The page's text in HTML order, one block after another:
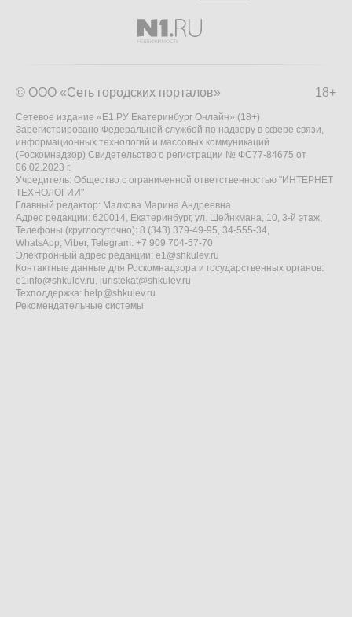
18+
© ООО «Сеть городских порталов»
Сетевое издание «Е1.РУ Екатеринбург Онлайн» (18+)
Зарегистрировано Федеральной службой по надзору в сфере связи,
информационных технологий и массовых коммуникаций
(Роскомнадзор) Свидетельство о регистрации № ФС77-84675 от
06.02.2023 г.
Учредитель: Общество с ограниченной ответственностью "ИНТЕРНЕТ
ТЕХНОЛОГИИ"
Главный редактор: Малкова Марина Андреевна
Адрес редакции: 620014, Екатеринбург, ул. Шейнкмана, 10, 3-й этаж,
Телефоны (круглосуточно): 8 (343) 379-49-95, 34-555-34,
WhatsApp, Viber, Telegram: +7 909 704-57-70
Электронный адрес редакции: e1@shkulev.ru
Контактные данные для Роскомнадзора и государственных органов:
e1info@shkulev.ru, juristekat@shkulev.ru
Техподдержка: help@shkulev.ru
Рекомендательные системы